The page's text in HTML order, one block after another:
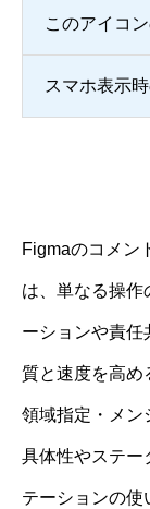
このアイコ
スマホ表示
Figmaのコメン
は、単なる操作
ーションや責任
質と速度を高め
領域指定・メン
具体性やステー
テーションの使